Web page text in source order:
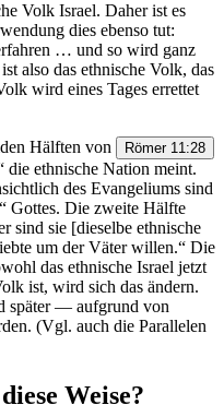
Volk Israel. Daher ist es
dies ebenso tut:
… und so wird ganz
also das ethnische Volk, das
wird eines Tages errettet
Hälften von Römer 11:28
die ethnische Nation meint.
des Evangeliums sind
Gottes. Die zweite Hälfte
sind sie [dieselbe ethnische
um der Väter willen.“ Die
das ethnische Israel jetzt
ist, wird sich das ändern.
später — aufgrund von
(Vgl. auch die Parallelen
Weise?